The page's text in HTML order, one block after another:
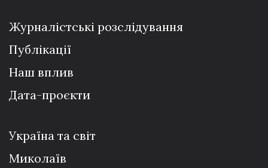
Журналістські розслідування
Публікації
Наш вплив
Дата-проєкти
Україна та світ
Миколаїв